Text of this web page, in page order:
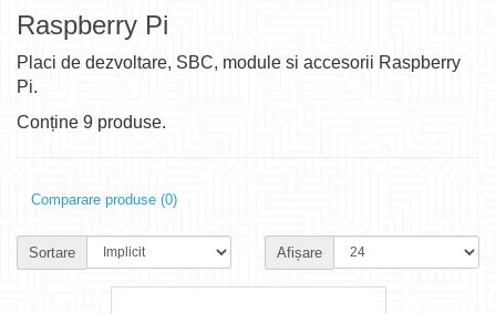
Raspberry Pi
Placi de dezvoltare, SBC, module si accesorii Raspberry
Pi.
Conține 9 produse.
Comparare produse (0)
Sortare Afișare